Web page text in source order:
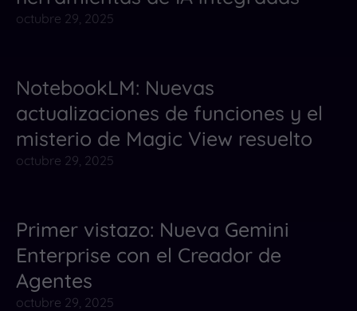
octubre 29, 2025
Noticias
NotebookLM: Nuevas
actualizaciones de funciones y el
misterio de Magic View resuelto
octubre 29, 2025
Noticias
Primer vistazo: Nueva Gemini
Enterprise con el Creador de
Agentes
octubre 29, 2025